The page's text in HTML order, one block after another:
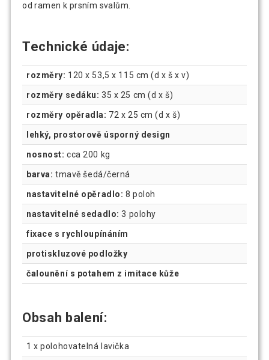
od ramen k prsním svalům.
Technické údaje:
rozměry: 120 x 53,5 x 115 cm (d x š x v)
rozměry sedáku: 35 x 25 cm (d x š)
rozměry opěradla: 72 x 25 cm (d x š)
lehký, prostorově úsporný design
nosnost: cca 200 kg
barva: tmavě šedá/černá
nastavitelné opěradlo: 8 poloh
nastavitelné sedadlo: 3 polohy
fixace s rychloupínáním
protiskluzové podložky
čalounění s potahem z imitace kůže
Obsah balení:
1 x polohovatelná lavička